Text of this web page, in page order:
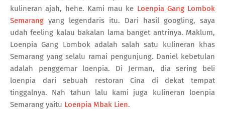
kulineran ajah, hehe. Kami mau ke Loenpia Gang Lombok
Semarang yang legendaris itu. Dari hasil googling, saya
udah feeling kalau bakalan lama banget antrinya. Maklum,
Loenpia Gang Lombok adalah salah satu kulineran khas
Semarang yang selalu ramai pengunjung. Daniel kebetulan
adalah penggemar loenpia. Di Jerman, dia sering beli
loenpia dari sebuah restoran Cina di dekat tempat
tinggalnya. Nah tahun lalu kami juga kulineran loenpia
Semarang yaitu Loenpia Mbak Lien.